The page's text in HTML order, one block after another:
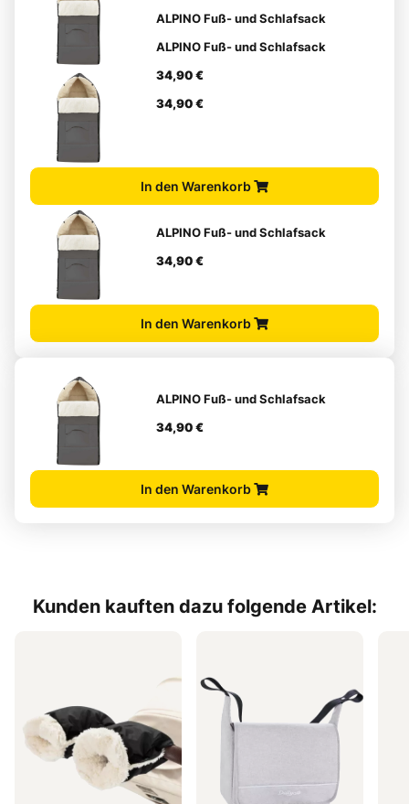
ALPINO Fuß- und Schlafsack
ALPINO Fuß- und Schlafsack
34,90 €
34,90 €
In den Warenkorb
ALPINO Fuß- und Schlafsack
34,90 €
In den Warenkorb
ALPINO Fuß- und Schlafsack
34,90 €
In den Warenkorb
Kunden kauften dazu folgende Artikel: